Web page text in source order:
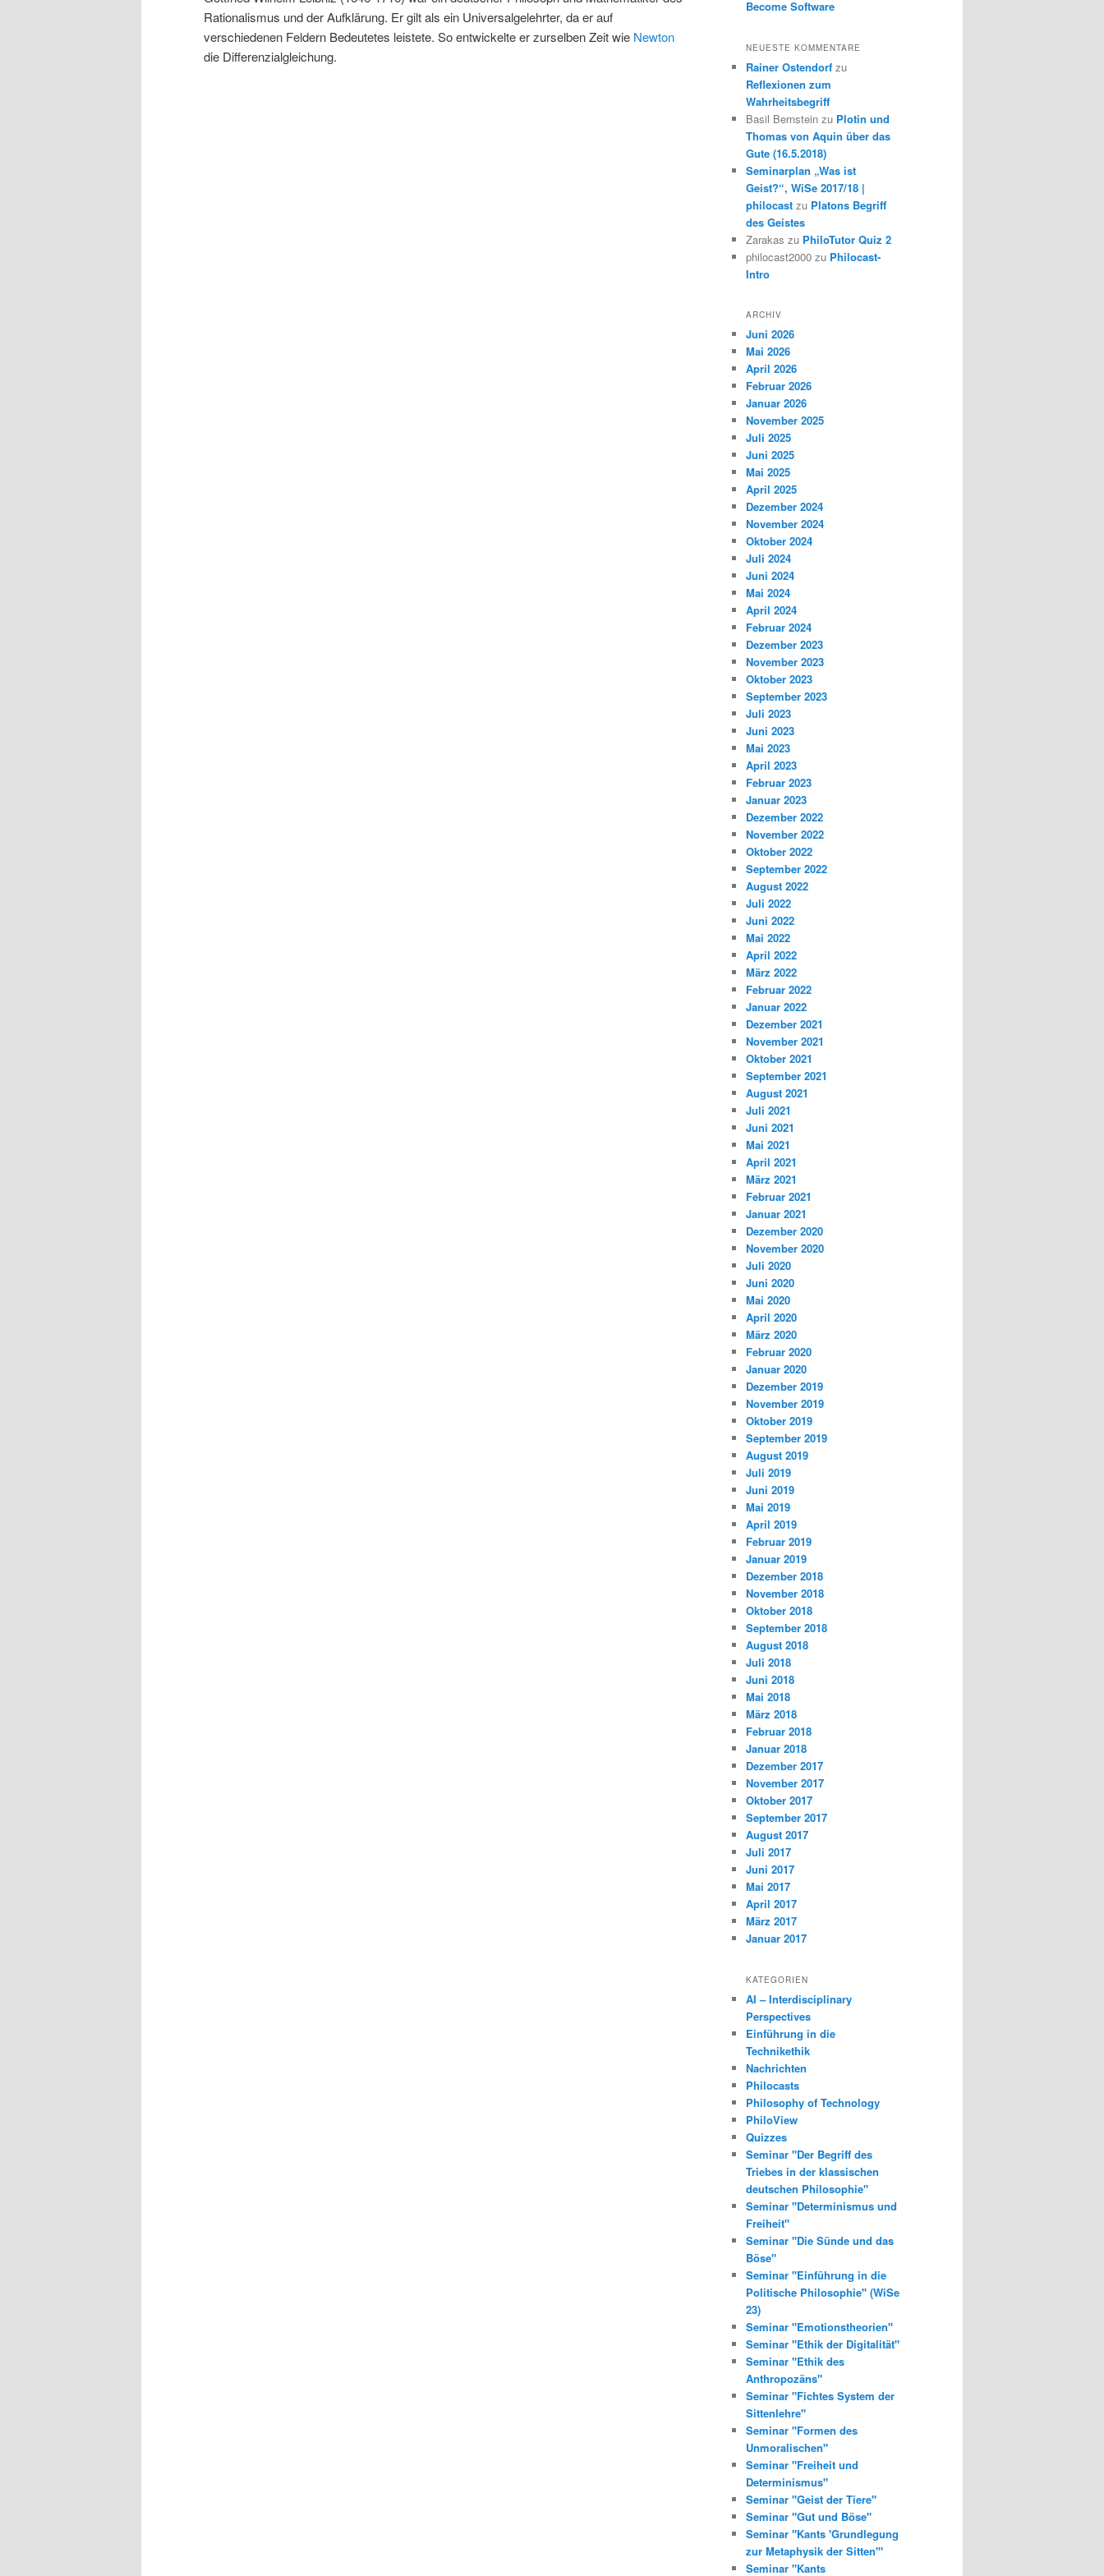
Rationalismus und der Aufklärung. Er gilt als ein Universalgelehrter, da er auf
verschiedenen Feldern Bedeutetes leistete. So entwickelte er zurselben Zeit wie Newton
die Differenzialgleichung.
Become Software
NEUESTE KOMMENTARE
Rainer Ostendorf zu
Reflexionen zum
Wahrheitsbegriff
Basil Bernstein zu Plotin und
Thomas von Aquin über das
Gute (16.5.2018)
Seminarplan „Was ist
Geist?“, WiSe 2017/18 |
philocast zu Platons Begriff
des Geistes
Zarakas zu PhiloTutor Quiz 2
philocast2000 zu Philocast-
Intro
ARCHIV
Juni 2026
Mai 2026
April 2026
Februar 2026
Januar 2026
November 2025
Juli 2025
Juni 2025
Mai 2025
April 2025
Dezember 2024
November 2024
Oktober 2024
Juli 2024
Juni 2024
Mai 2024
April 2024
Februar 2024
Dezember 2023
November 2023
Oktober 2023
September 2023
Juli 2023
Juni 2023
Mai 2023
April 2023
Februar 2023
Januar 2023
Dezember 2022
November 2022
Oktober 2022
September 2022
August 2022
Juli 2022
Juni 2022
Mai 2022
April 2022
März 2022
Februar 2022
Januar 2022
Dezember 2021
November 2021
Oktober 2021
September 2021
August 2021
Juli 2021
Juni 2021
Mai 2021
April 2021
März 2021
Februar 2021
Januar 2021
Dezember 2020
November 2020
Juli 2020
Juni 2020
Mai 2020
April 2020
März 2020
Februar 2020
Januar 2020
Dezember 2019
November 2019
Oktober 2019
September 2019
August 2019
Juli 2019
Juni 2019
Mai 2019
April 2019
Februar 2019
Januar 2019
Dezember 2018
November 2018
Oktober 2018
September 2018
August 2018
Juli 2018
Juni 2018
Mai 2018
März 2018
Februar 2018
Januar 2018
Dezember 2017
November 2017
Oktober 2017
September 2017
August 2017
Juli 2017
Juni 2017
Mai 2017
April 2017
März 2017
Januar 2017
KATEGORIEN
AI – Interdisciplinary
Perspectives
Einführung in die
Technikethik
Nachrichten
Philocasts
Philosophy of Technology
PhiloView
Quizzes
Seminar "Der Begriff des
Triebes in der klassischen
deutschen Philosophie"
Seminar "Determinismus und
Freiheit"
Seminar "Die Sünde und das
Böse"
Seminar "Einführung in die
Politische Philosophie" (WiSe
23)
Seminar "Emotionstheorien"
Seminar "Ethik der Digitalität"
Seminar "Ethik des
Anthropozäns"
Seminar "Fichtes System der
Sittenlehre"
Seminar "Formen des
Unmoralischen"
Seminar "Freiheit und
Determinismus"
Seminar "Geist der Tiere"
Seminar "Gut und Böse"
Seminar "Kants 'Grundlegung
zur Metaphysik der Sitten'"
Seminar "Kants